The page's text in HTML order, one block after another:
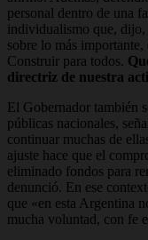
personal dentro de una
individualismo que, dijo,
sobre lo más
Construir para todos.
directriz de nuestra
El Gobernador también
públicas nacionales,
continuar muchas de
ajuste hace que el
eliminado fondos para
denunció. En ese
que «en esta Argentina
mucha voluntad, con fe